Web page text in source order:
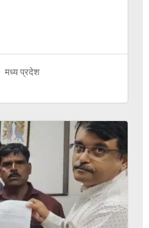
मध्य प्रदेश